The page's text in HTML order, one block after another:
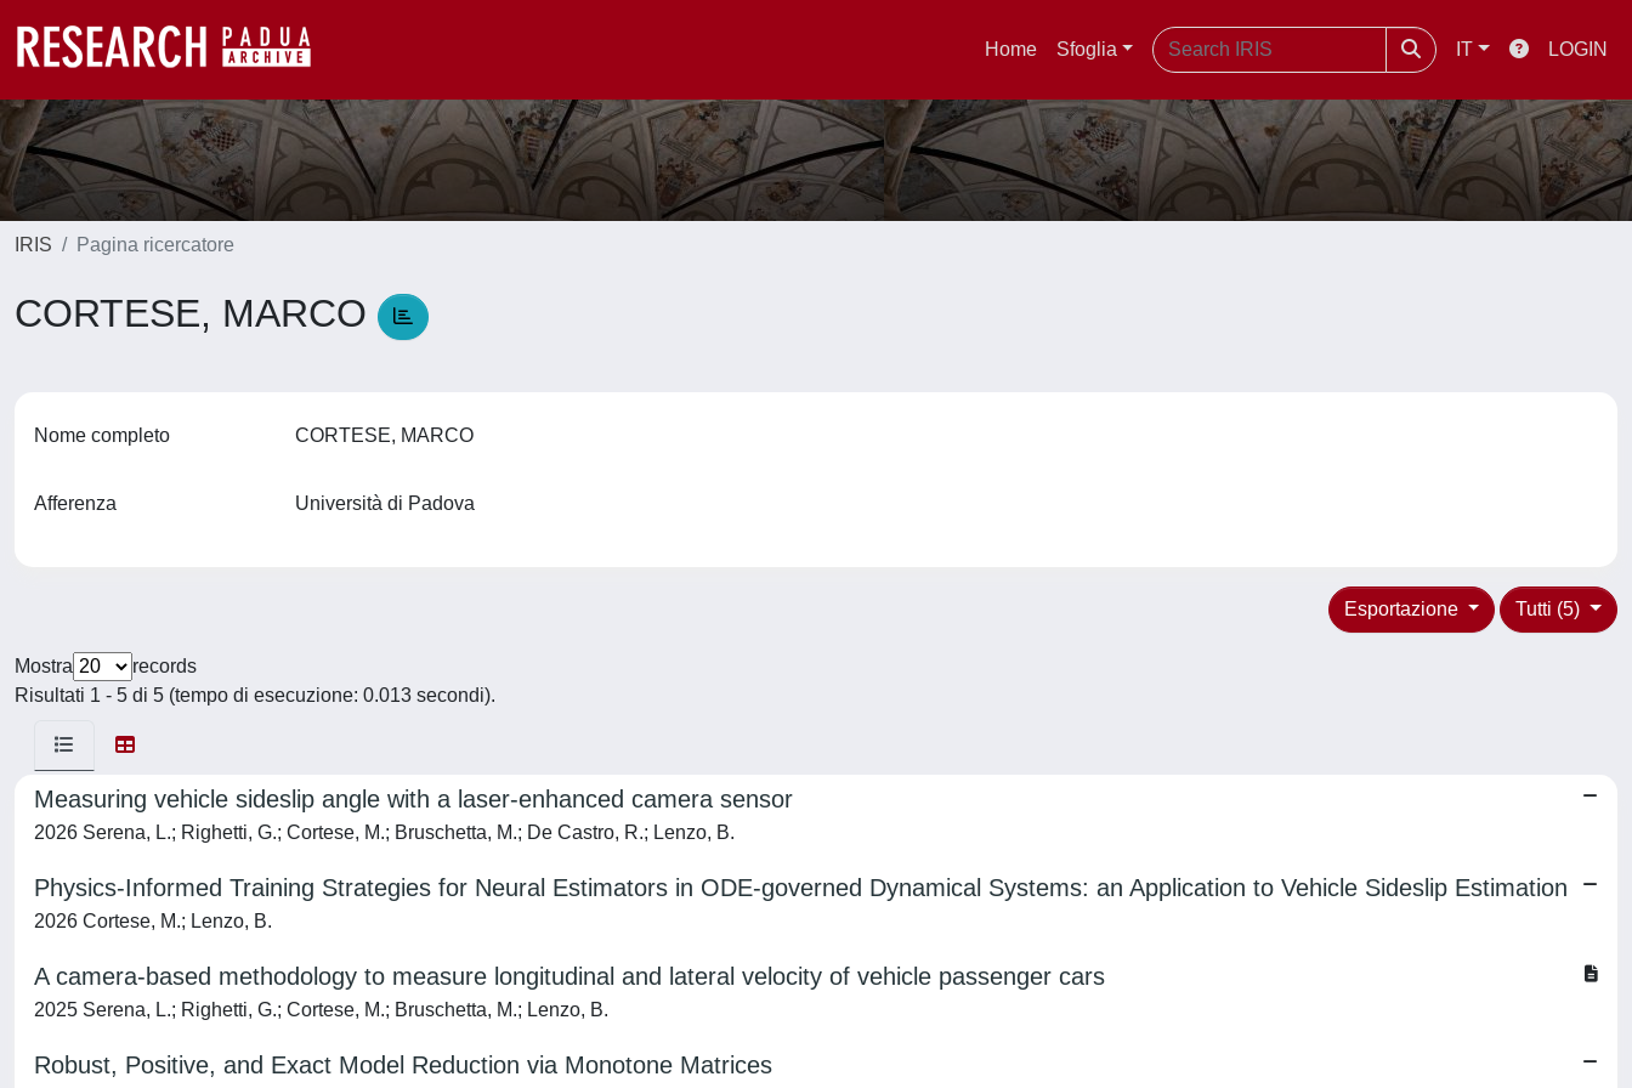
Home Sfoglia IT LOGIN
IRIS Pagina ricercatore
CORTESE, MARCO
Nome completo CORTESE, MARCO
Afferenza Università di Padova
Tutti (5)
Esportazione
Mostra
records
Risultati 1 - 5 di 5 (tempo di esecuzione: 0.013 secondi).
Measuring vehicle sideslip angle with a laser-enhanced camera sensor
2026 Serena, L.; Righetti, G.; Cortese, M.; Bruschetta, M.; De Castro, R.; Lenzo, B.
Physics-Informed Training Strategies for Neural Estimators in ODE-governed Dynamical Systems: an Application to Vehicle Sideslip Estimation
2026 Cortese, M.; Lenzo, B.
A camera-based methodology to measure longitudinal and lateral velocity of vehicle passenger cars
2025 Serena, L.; Righetti, G.; Cortese, M.; Bruschetta, M.; Lenzo, B.
Robust, Positive, and Exact Model Reduction via Monotone Matrices